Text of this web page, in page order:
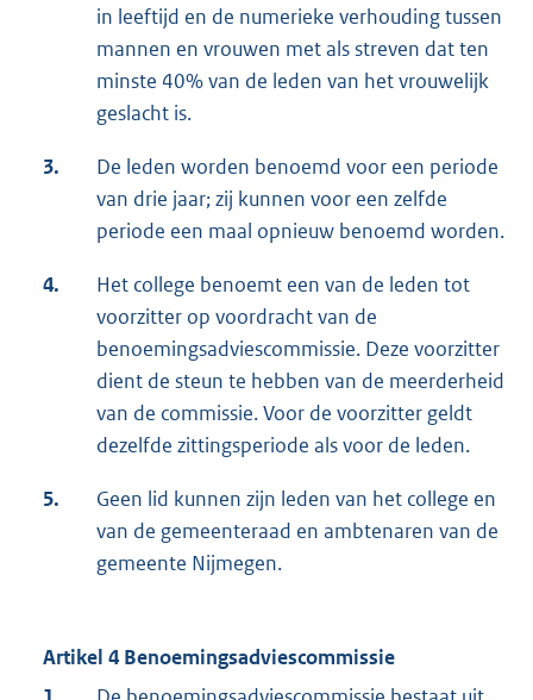
in leeftijd en de numerieke verhouding tussen
mannen en vrouwen met als streven dat ten
minste 40% van de leden van het vrouwelijk
geslacht is.
3.
De leden worden benoemd voor een periode
van drie jaar; zij kunnen voor een zelfde
periode een maal opnieuw benoemd worden.
4.
Het college benoemt een van de leden tot
voorzitter op voordracht van de
benoemingsadviescommissie. Deze voorzitter
dient de steun te hebben van de meerderheid
van de commissie. Voor de voorzitter geldt
dezelfde zittingsperiode als voor de leden.
5.
Geen lid kunnen zijn leden van het college en
van de gemeenteraad en ambtenaren van de
gemeente Nijmegen.
Artikel 4 Benoemingsadviescommissie